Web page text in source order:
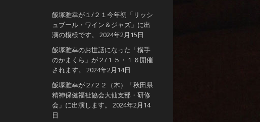
飯塚雅幸が１/２１今年初「リッシ
ュブール・ワイン＆ジャズ」に出
演の模様です。
2024年2月15日
飯塚雅幸のお世話になった「横手
のかまくら」が２/１５・１６開催
されます。
2024年2月14日
飯塚雅幸が２/２２（木）「秋田県
精神保健福祉協会大仙支部・研修
会」に出演します。
2024年2月14
日